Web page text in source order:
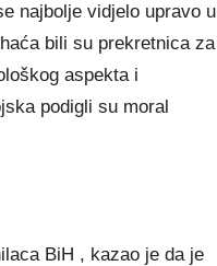
najbolje vidjelo upravo u
bili su prekretnica za
aspekta i
podigli su moral
BiH , kazao je da je